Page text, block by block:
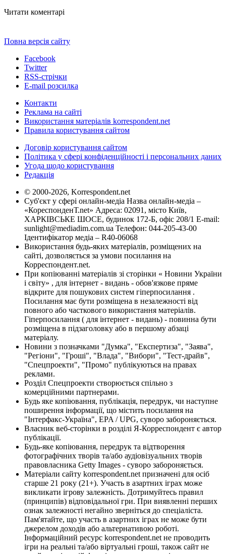
Читати коментарі
Повна версія сайту
Facebook
Twitter
RSS-стрічки
E-mail розсилка
Контакти
Реклама на сайті
Використання матеріалів korrespondent.net
Правила користування сайтом
Договір користування сайтом
Політика у сфері конфіденційності і персональних даних
Угода щодо користування
Редакція
© 2000-2026, Korrespondent.net
Суб'єкт у сфері онлайн-медіа Назва онлайн-медіа –
«КореспонденТ.net» Адреса: 02091, місто Київ,
ХАРКІВСЬКЕ ШОСЕ, будинок 172-Б, офіс 208/1 E-mail:
sunlight@mediadim.com.ua Телефон: 044-205-43-00
Ідентифікатор медіа – R40-06068
Використання будь-яких матеріалів, розміщених на
сайті, дозволяється за умови посилання на
Корреспондент.net.
При копіюванні матеріалів зі сторінки « Новини України
і світу» , для інтернет - видань - обов'язкове пряме
відкрите для пошукових систем гіперпосилання .
Посилання має бути розміщена в незалежності від
повного або часткового використання матеріалів.
Гіперпосилання ( для інтернет - видань) - повинна бути
розміщена в підзаголовку або в першому абзаці
матеріалу.
Новини з позначками "Думка", "Експертиза", "Заява",
"Регіони", "Гроші", "Влада", "Вибори", "Тест-драйв",
"Спецпроекти", "Промо" публікуються на правах
реклами.
Розділ Спецпроекти створюється спільно з
комерційними партнерами.
Будь яке копіювання, публікація, передрук, чи наступне
поширення інформації, що містить посилання на
"Інтерфакс-Україна", EPA / UPG, суворо забороняється.
Власник веб-сторінки в розділі Я-Корреспондент є автор
публікації.
Будь-яке копіювання, передрук та відтворення
фотографічних творів та/або аудіовізуальних творів
правовласника Getty Images - суворо забороняється.
Матеріали сайту korrespondent.net призначені для осіб
старше 21 року (21+). Участь в азартних іграх може
викликати ігрову залежність. Дотримуйтесь правил
(принципів) відповідальної гри. При виявленні перших
ознак залежності негайно зверніться до спеціаліста.
Пам'ятайте, що участь в азартних іграх не може бути
джерелом доходів або альтернативою роботі.
Інформаційний ресурс korrespondent.net не проводить
ігри на реальні та/або віртуальні гроші, також сайт не